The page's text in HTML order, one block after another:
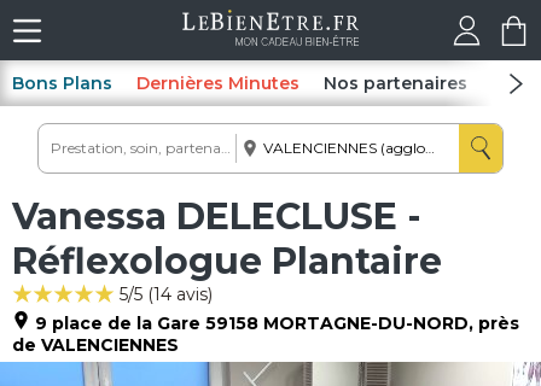
Bons Plans Dernières Minutes Nos partenaires Spas
Vanessa DELECLUSE -
Réflexologue Plantaire
5/5 (14 avis)
9 place de la Gare 59158 MORTAGNE-DU-NORD, près
de VALENCIENNES